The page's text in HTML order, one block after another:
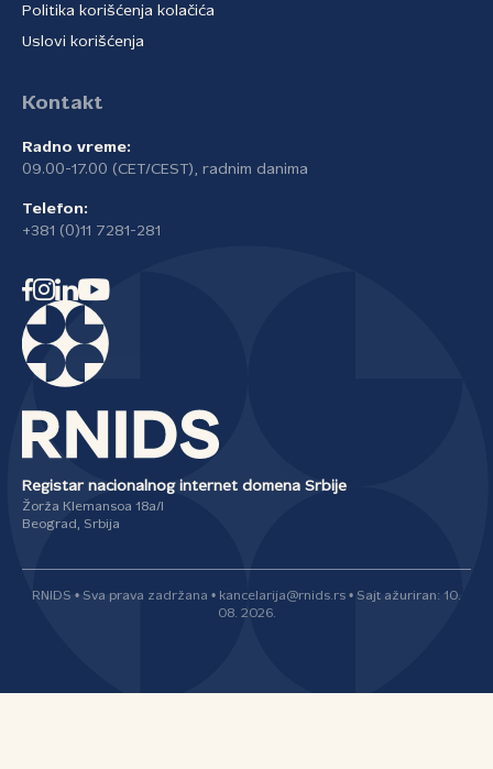
Politika korišćenja kolačića
Uslovi korišćenja
Kontakt
Radno vreme:
09.00-17.00 (CET/CEST), radnim danima
Telefon:
+381 (0)11 7281-281
Registar nacionalnog internet domena Srbije
Žorža Klemansoa 18a/I
Beograd, Srbija
RNIDS • Sva prava zadržana • kancelarija@rnids.rs • Sajt ažuriran: 10.
08. 2026.